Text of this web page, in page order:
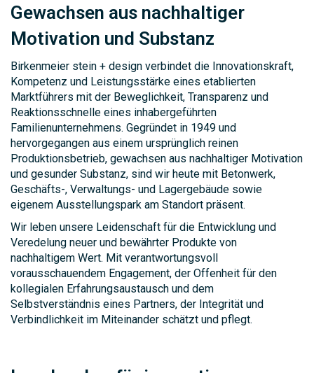
Gewachsen aus nachhaltiger
Motivation und Substanz
Birkenmeier stein + design verbindet die Innovationskraft,
Kompetenz und Leistungsstärke eines etablierten
Marktführers mit der Beweglichkeit, Transparenz und
Reaktionsschnelle eines inhabergeführten
Familienunternehmens. Gegründet in 1949 und
hervorgegangen aus einem ursprünglich reinen
Produktionsbetrieb, gewachsen aus nachhaltiger Motivation
und gesunder Substanz, sind wir heute mit Betonwerk,
Geschäfts-, Verwaltungs- und Lagergebäude sowie
eigenem Ausstellungspark am Standort präsent.
Wir leben unsere Leidenschaft für die Entwicklung und
Veredelung neuer und bewährter Produkte von
nachhaltigem Wert. Mit verantwortungsvoll
vorausschauendem Engagement, der Offenheit für den
kollegialen Erfahrungsaustausch und dem
Selbstverständnis eines Partners, der Integrität und
Verbindlichkeit im Miteinander schätzt und pflegt.